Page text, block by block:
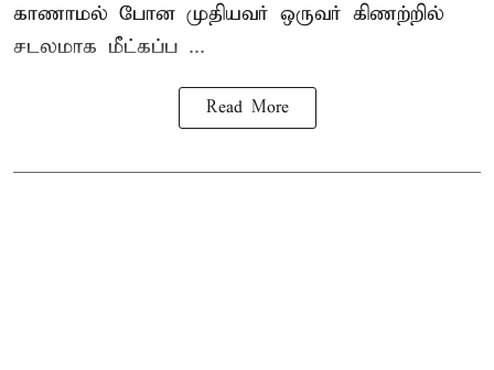
காணாமல் போன முதியவர் ஒருவர் கிணற்றில்
சடலமாக மீட்கப்ப ...
Read More